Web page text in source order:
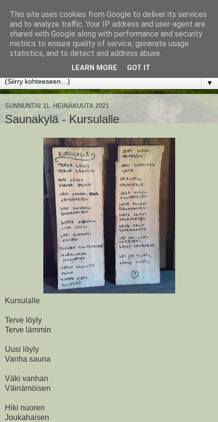
www.jyrkikokko.fi
Uusi Suunta - Jokainen hetki tarjoaa tilaisuuden muuttaa
▼
SUNNUNTAI 11. HEINÄKUUTA 2021
Saunakylä - Kursulalle
Kursulalle
Terve löyly
Terve lämmin
Uusi löyly
Vanha sauna
Väki vanhan
Väinämöisen
Hiki nuoren
Joukahaisen
This site uses cookies from Google to deliver its services
and to analyze traffic. Your IP address and user-agent are
shared with Google along with performance and security
metrics to ensure quality of service, generate usage
statistics, and to detect and address abuse.
LEARN MORE GOT IT